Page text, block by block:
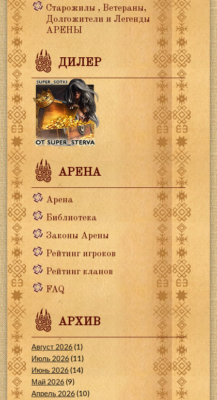
Старожилы , Ветераны,
Долгожители и Легенды
АРЕНЫ
ДИЛЕР
АРЕНА
Арена
Библиотека
Законы Арены
Рейтинг игроков
Рейтинг кланов
FAQ
АРХИВ
Август 2026 (1)
Июль 2026 (11)
Июнь 2026 (14)
Май 2026 (9)
Апрель 2026 (10)